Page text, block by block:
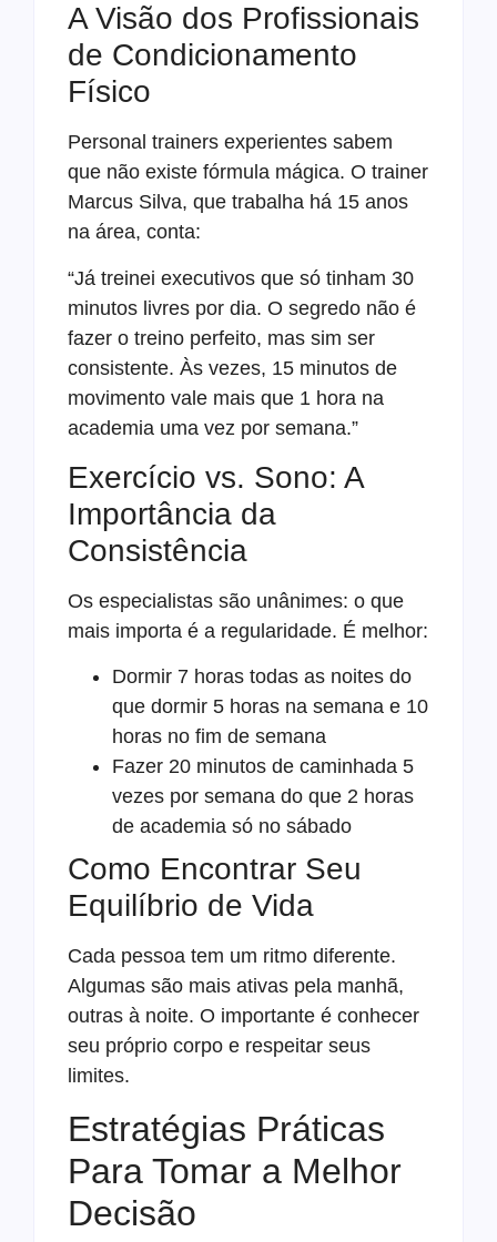
A Visão dos Profissionais
de Condicionamento
Físico
Personal trainers experientes sabem
que não existe fórmula mágica. O trainer
Marcus Silva, que trabalha há 15 anos
na área, conta:
“Já treinei executivos que só tinham 30
minutos livres por dia. O segredo não é
fazer o treino perfeito, mas sim ser
consistente. Às vezes, 15 minutos de
movimento vale mais que 1 hora na
academia uma vez por semana.”
Exercício vs. Sono: A
Importância da
Consistência
Os especialistas são unânimes: o que
mais importa é a regularidade. É melhor:
Dormir 7 horas todas as noites do
que dormir 5 horas na semana e 10
horas no fim de semana
Fazer 20 minutos de caminhada 5
vezes por semana do que 2 horas
de academia só no sábado
Como Encontrar Seu
Equilíbrio de Vida
Cada pessoa tem um ritmo diferente.
Algumas são mais ativas pela manhã,
outras à noite. O importante é conhecer
seu próprio corpo e respeitar seus
limites.
Estratégias Práticas
Para Tomar a Melhor
Decisão